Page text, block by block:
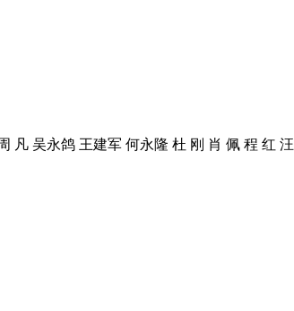
凡 吴永鸽 王建军 何永隆 杜 刚 肖 佩 程 红